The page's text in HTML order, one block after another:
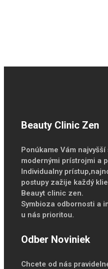
Beauty Clinic Zen
Ponúkame Vám
modernými prístrojmi a
Individualny
postupy zažije každý
Beauyt clinic zen.
Symbioza odbornosti a
u nás prioritou.
Odber Noviniek
Chcete od nás